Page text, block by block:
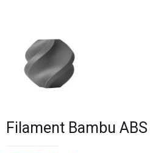
Filament Bambu